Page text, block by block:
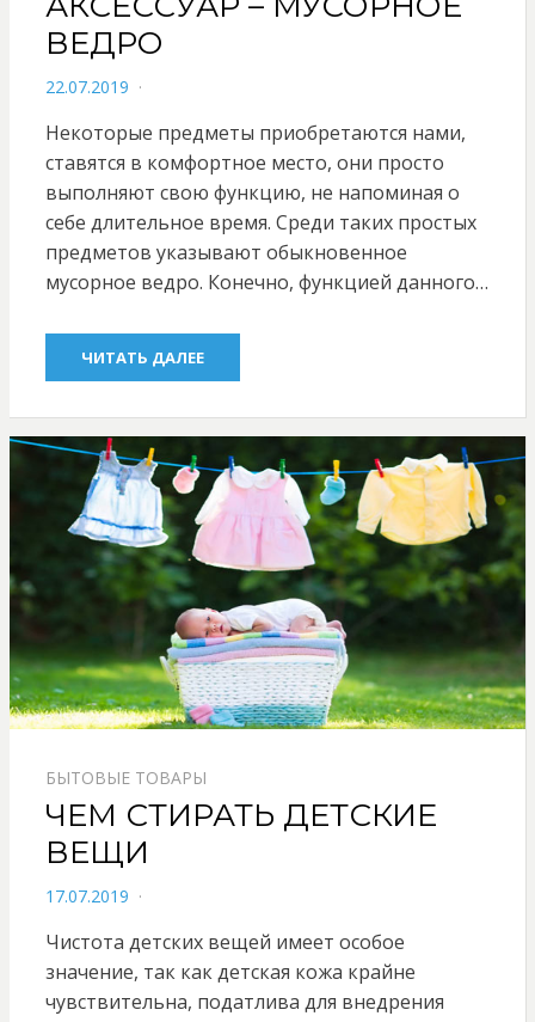
ВЕДРО
POSTED
22.07.2019
Некоторые предметы приобретаются нами,
ставятся в комфортное место, они просто
выполняют свою функцию, не напоминая о
себе длительное время. Среди таких простых
предметов указывают обыкновенное
мусорное ведро. Конечно, функцией данного…
ЧИТАТЬ ДАЛЕЕ
БЫТОВЫЕ ТОВАРЫ
ЧЕМ СТИРАТЬ ДЕТСКИЕ
ВЕЩИ
POSTED
17.07.2019
Чистота детских вещей имеет особое
значение, так как детская кожа крайне
чувствительна, податлива для внедрения